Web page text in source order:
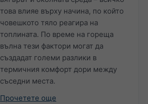
това влияе върху начина, по който
човешкото тяло реагира на
топлината. По време на гореща
вълна тези фактори могат да
създадат големи разлики в
термичния комфорт дори между
съседни места.
Прочетете още